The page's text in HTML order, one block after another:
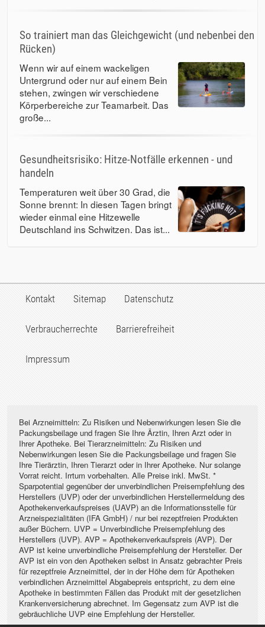
So trainiert man das Gleichgewicht (und nebenbei den
Rücken)
Wenn wir auf einem wackeligen
Untergrund oder nur auf einem Bein
stehen, zwingen wir verschiedene
Körperbereiche zur Teamarbeit. Das
große...
Gesundheitsrisiko: Hitze-Notfälle erkennen - und
handeln
Temperaturen weit über 30 Grad, die
Sonne brennt: In diesen Tagen bringt
wieder einmal eine Hitzewelle
Deutschland ins Schwitzen. Das ist...
Kontakt Sitemap Datenschutz
Verbraucherrechte Barrierefreiheit
Impressum
Bei Arzneimitteln: Zu Risiken und Nebenwirkungen lesen Sie die
Packungsbeilage und fragen Sie Ihre Ärztin, Ihren Arzt oder in
Ihrer Apotheke. Bei Tierarzneimitteln: Zu Risiken und
Nebenwirkungen lesen Sie die Packungsbeilage und fragen Sie
Ihre Tierärztin, Ihren Tierarzt oder in Ihrer Apotheke. Nur solange
Vorrat reicht. Irrtum vorbehalten. Alle Preise inkl. MwSt. *
Sparpotential gegenüber der unverbindlichen Preisempfehlung des
Herstellers (UVP) oder der unverbindlichen Herstellermeldung des
Apothekenverkaufspreises (UAVP) an die Informationsstelle für
Arzneispezialitäten (IFA GmbH) / nur bei rezeptfreien Produkten
außer Büchern. UVP = Unverbindliche Preisempfehlung des
Herstellers (UVP). AVP = Apothekenverkaufspreis (AVP). Der
AVP ist keine unverbindliche Preisempfehlung der Hersteller. Der
AVP ist ein von den Apotheken selbst in Ansatz gebrachter Preis
für rezeptfreie Arzneimittel, der in der Höhe dem für Apotheken
verbindlichen Arzneimittel Abgabepreis entspricht, zu dem eine
Apotheke in bestimmten Fällen das Produkt mit der gesetzlichen
Krankenversicherung abrechnet. Im Gegensatz zum AVP ist die
gebräuchliche UVP eine Empfehlung der Hersteller.